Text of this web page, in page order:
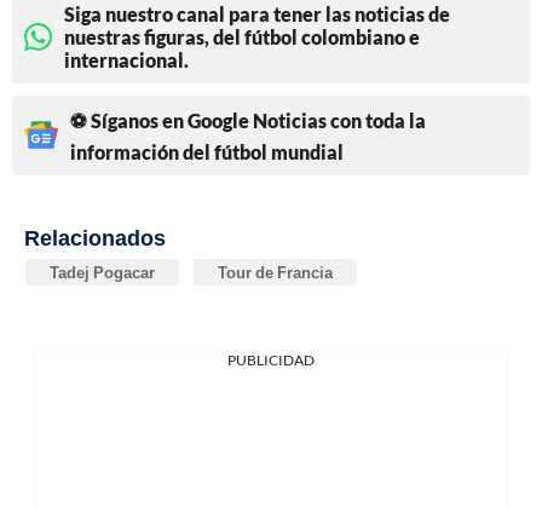
Siga nuestro canal para tener las noticias de
nuestras figuras, del fútbol colombiano e
internacional.
⚽ Síganos en Google Noticias con toda la
información del fútbol mundial
Relacionados
Tadej Pogacar Tour de Francia
PUBLICIDAD